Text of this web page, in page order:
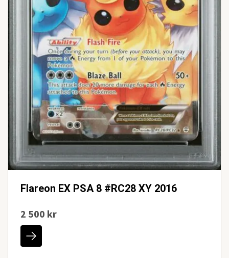
Flareon EX PSA 8 #RC28 XY 2016
2 500 kr